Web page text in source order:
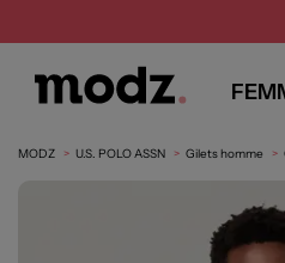
MODZ U.S. POLO ASSN Gilets homme